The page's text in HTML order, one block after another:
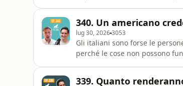
340. Un americano
lug 30, 20263053
Gli italiani sono forse le
perché le cose non possono funzionare. Alec Ross ha lavorato con
339. Quanto